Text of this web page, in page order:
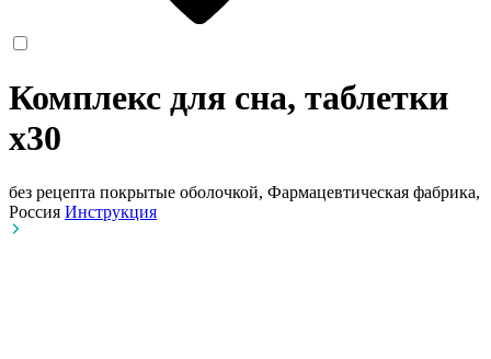
Комплекс для сна, таблетки
x30
без рецепта покрытые оболочкой, Фармацевтическая фабрика,
Россия Инструкция